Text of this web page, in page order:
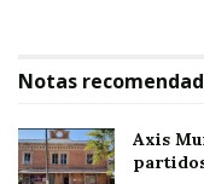
Notas
Axis